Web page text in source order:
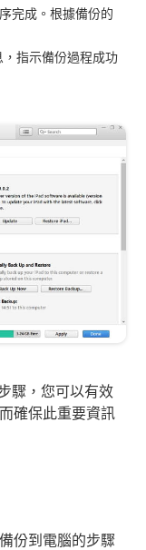
完成。根據備份的
指示備份過程成功
驟，您可以有效
確保此重要資訊
份到電腦的步驟